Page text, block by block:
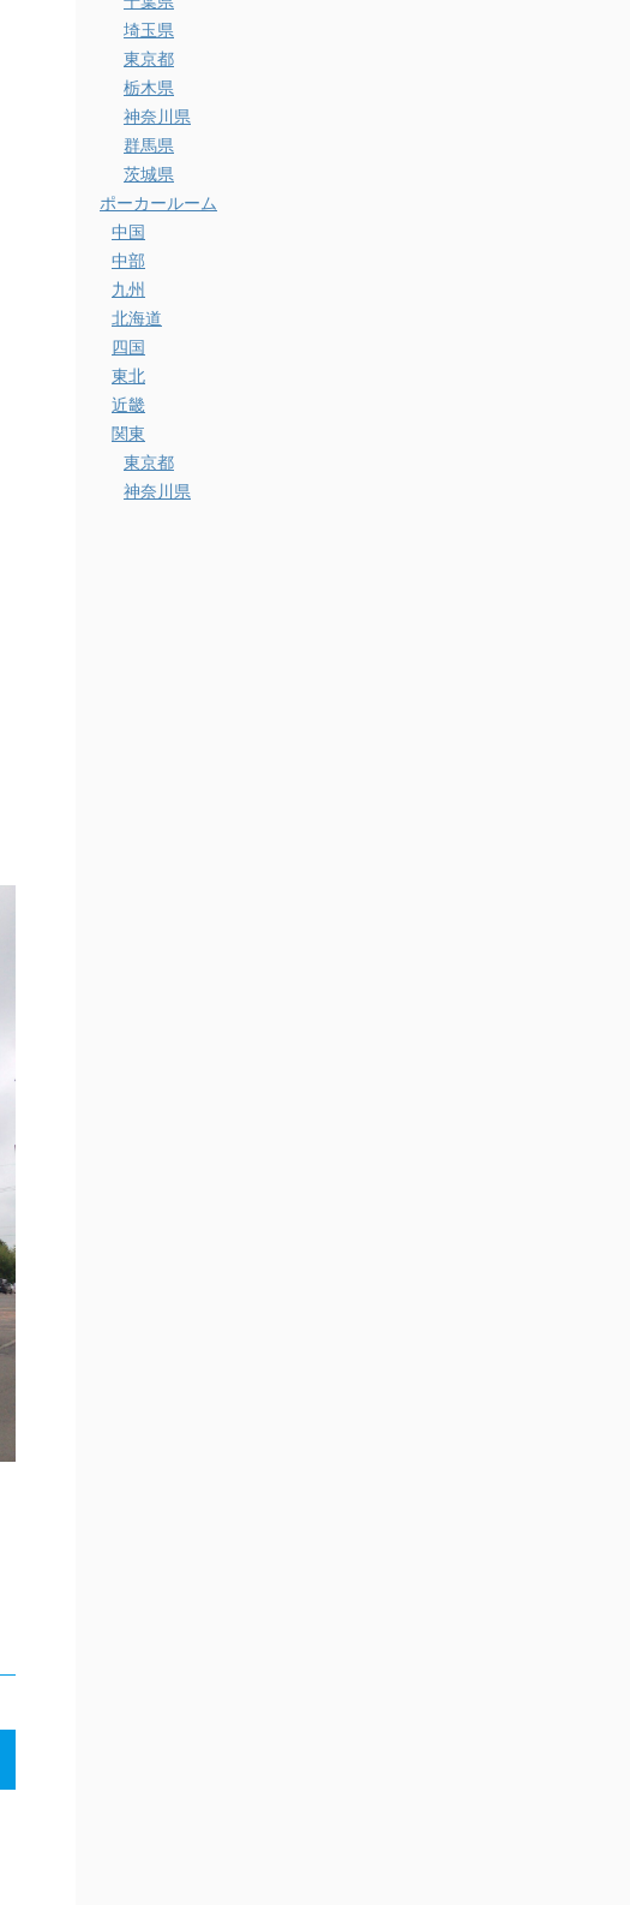
埼玉県
東京都
栃木県
神奈川県
群馬県
茨城県
ポーカールーム
中国
中部
九州
北海道
四国
東北
近畿
関東
東京都
神奈川県